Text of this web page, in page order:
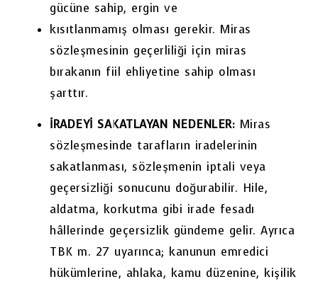
gücüne sahip, ergin ve
kısıtlanmamış olması gerekir. Miras
sözleşmesinin geçerliliği için miras
bırakanın fiil ehliyetine sahip olması
şarttır.
İRADEYİ SAKATLAYAN NEDENLER: Miras
sözleşmesinde tarafların iradelerinin
sakatlanması, sözleşmenin iptali veya
geçersizliği sonucunu doğurabilir. Hile,
aldatma, korkutma gibi irade fesadı
hâllerinde geçersizlik gündeme gelir. Ayrıca
TBK m. 27 uyarınca; kanunun emredici
hükümlerine, ahlaka, kamu düzenine, kişilik